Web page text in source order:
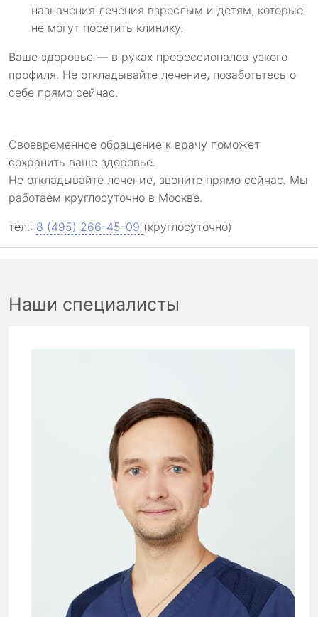
назначения лечения взрослым и детям, которые
не могут посетить клинику.
Ваше здоровье — в руках профессионалов узкого
профиля. Не откладывайте лечение, позаботьтесь о
себе прямо сейчас.
Своевременное обращение к врачу поможет
сохранить ваше здоровье.
Не откладывайте лечение, звоните прямо сейчас. Мы
работаем круглосуточно в Москве.
тел.: 8 (495) 266-45-09 (круглосуточно)
Наши специалисты